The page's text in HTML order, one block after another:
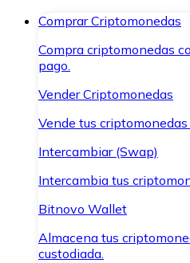
Comprar Criptomonedas
Compra criptomonedas
pago.
Vender Criptomonedas
Vende tus
Intercambiar (Swap)
Intercambia tus
Bitnovo Wallet
Almacena tus
custodiada.